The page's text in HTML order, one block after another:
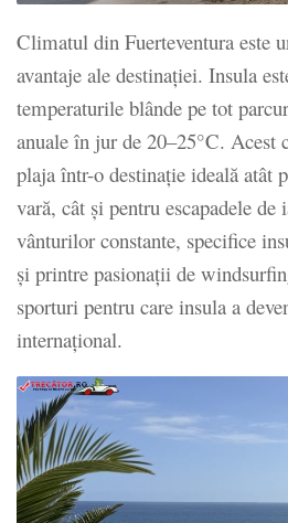
Climatul din Fuerteventura este
avantaje ale destinației. Insula
temperaturile blânde pe tot
anuale în jur de 20–25°C. Acest
plaja într-o destinație ideală atât
vară, cât și pentru escapadele
vânturilor constante, specifice
și printre pasionații de
sporturi pentru care insula a
internațional.